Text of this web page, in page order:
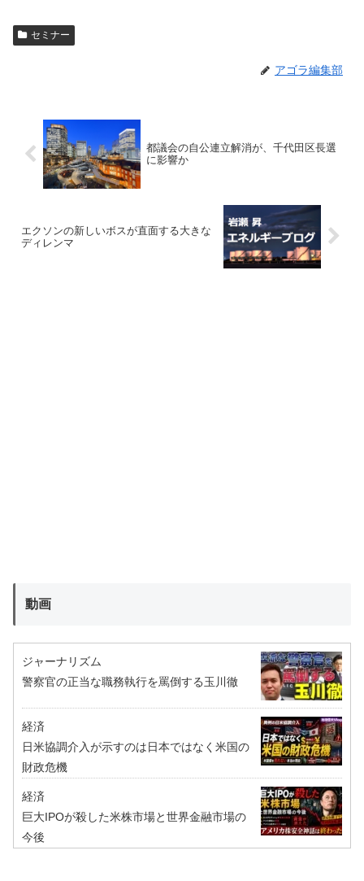
セミナー
アゴラ編集部
都議会の自公連立解消が、千代田区長選
に影響か
エクソンの新しいボスが直面する大きな
ディレンマ
動画
ジャーナリズム
警察官の正当な職務執行を罵倒する玉川徹
経済
日米協調介入が示すのは日本ではなく米国の
財政危機
経済
巨大IPOが殺した米株市場と世界金融市場の
今後